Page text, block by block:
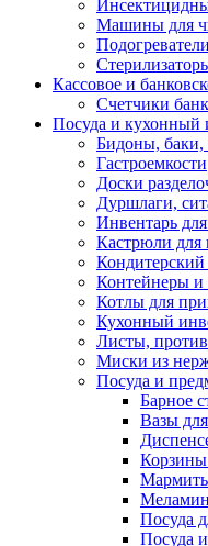
Машины для
Подогреватели
Кассовое и
Счетчики
Посуда и кухонный
Бидоны, баки,
Гастроемкости
Доски
Дуршлаги,
Инвентарь
Кастрюли для
Кондитерский
Контейнеры и
Котлы для
Кухонный
Листы,
Миски из
Посуда и
Барное
Вазы
Корзины
Мармиты
Посуда
Посуда